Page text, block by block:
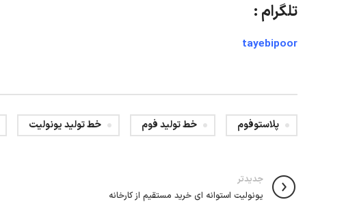
تلگرام :
tayebipoor
پلاستوفوم خط تولید فوم خط تولید یونولیت
جدیدتر
یونولیت استوانه‌ ای خرید مستقیم از کارخانه